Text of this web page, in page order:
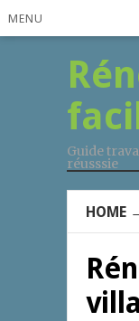
MENU
Guide
réusssie
HOME